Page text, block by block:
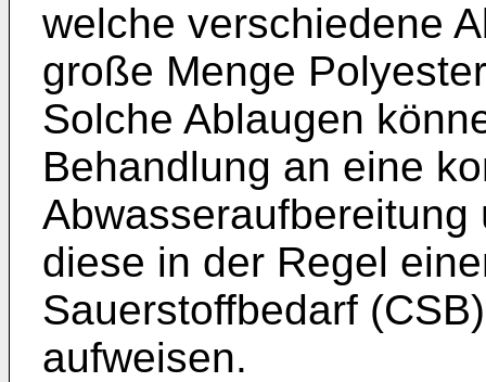
welche verschiedene
große Menge
Solche Ablaugen
Behandlung an eine
diese in der Regel
Sauerstoffbedarf
aufweisen.